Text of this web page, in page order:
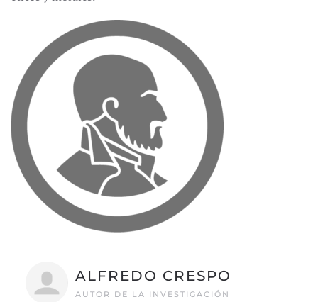
ALFREDO CRESPO
AUTOR DE LA INVESTIGACIÓN